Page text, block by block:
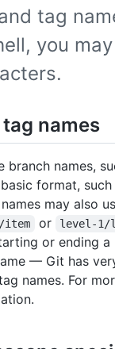
tag
you
names
branch names,
format,
may also
item or level-1/
or ending a
— Git has
names. For